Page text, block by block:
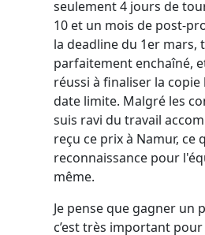
seulement 4 jours de
10 et un mois de post-
la deadline du 1er mars,
parfaitement enchaîné,
réussi à finaliser la copie
date limite. Malgré les
suis ravi du travail
reçu ce prix à Namur, ce
reconnaissance pour
même.
Je pense que gagner un
c’est très important